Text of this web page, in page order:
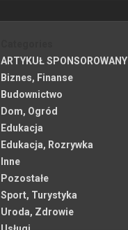
ARTYKUŁ SPONSOROWANY
Biznes, Finanse
Budownictwo
Dom, Ogród
Edukacja
Edukacja, Rozrywka
Inne
Pozostałe
Sport, Turystyka
Uroda, Zdrowie